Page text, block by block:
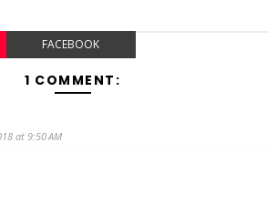
FACEBOOK
1 COMMENT:
at 9:50 AM